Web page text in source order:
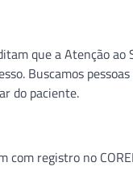
que a Atenção
Buscamos
do paciente.
com registro no